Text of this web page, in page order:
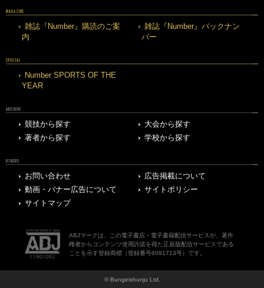
MAGAZINE
雑誌『Number』購読のご案
内
雑誌『Number』バックナン
バー
SPECIAL
Number SPORTS OF THE
YEAR
ARCHIVE
競技から探す
大会から探す
著者から探す
学校から探す
OTHERS
お問い合わせ
広告掲載について
動画・バナー広告について
サイトポリシー
サイトマップ
ABJマークは、この電子書店・電子書籍配信サービスが、著作
権者からコンテンツ使用許諾を得た正規版配信サービスである
ことを示す登録商標（登録番号6091713号）です。
© Bungeishunju Ltd.